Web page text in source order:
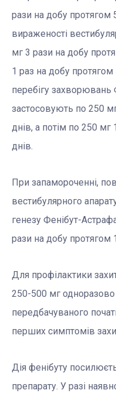
рази на добу протягом
вираженості
мг 3 рази на добу
1 раз на добу
перебігу
застосовують по 250
днів, а потім по 250
днів.
При запамороченні,
вестибулярного
генезу Фенібут-
рази на добу протягом
Для профілактики
250-500 мг одноразово
передбачуваного
перших симптомів
Дія фенібуту
препарату. У разі